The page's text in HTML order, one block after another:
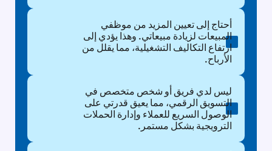
أحتاج إلى تعيين المزيد من موظفي
المبيعات لزيادة مبيعاتي. وهذا يؤدي إلى
ارتفاع التكاليف التشغيلية، مما يقلل من
الأرباح.
ليس لدي فريق أو شخص متخصص في
التسويق الرقمي، مما يعيق قدرتي على
الوصول السريع للعملاء وإدارة الحملات
الترويجية بشكل مستمر.